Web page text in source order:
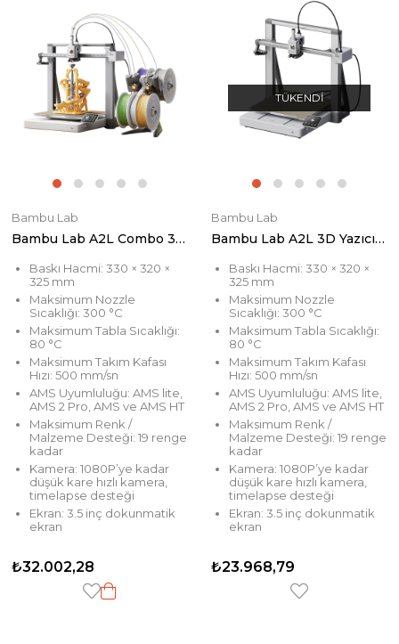
Bambu Lab
Bambu Lab A2L Combo 3D Yazıcı (Ön Sipariş)
Baskı Hacmi: 330 × 320 ×
325 mm
Maksimum Nozzle
Sıcaklığı: 300 °C
Maksimum Tabla Sıcaklığı:
80 °C
Maksimum Takım Kafası
Hızı: 500 mm/sn
AMS Uyumluluğu: AMS lite,
AMS 2 Pro, AMS ve AMS HT
Maksimum Renk /
Malzeme Desteği: 19 renge
kadar
Kamera: 1080P’ye kadar
düşük kare hızlı kamera,
timelapse desteği
Ekran: 3.5 inç dokunmatik
ekran
₺32.002,28
TÜKENDI
Bambu Lab
Bambu Lab A2L 3D Yazıcı (Ön Sipariş)
Baskı Hacmi: 330 × 320 ×
325 mm
Maksimum Nozzle
Sıcaklığı: 300 °C
Maksimum Tabla Sıcaklığı:
80 °C
Maksimum Takım Kafası
Hızı: 500 mm/sn
AMS Uyumluluğu: AMS lite,
AMS 2 Pro, AMS ve AMS HT
Maksimum Renk /
Malzeme Desteği: 19 renge
kadar
Kamera: 1080P’ye kadar
düşük kare hızlı kamera,
timelapse desteği
Ekran: 3.5 inç dokunmatik
ekran
₺23.968,79